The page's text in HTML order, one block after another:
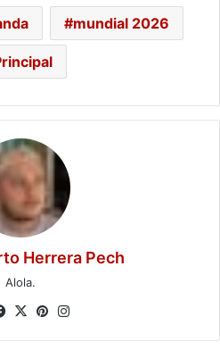
mundial 2026
Herrera Pech
Alola.
Facebook
X Pinterest